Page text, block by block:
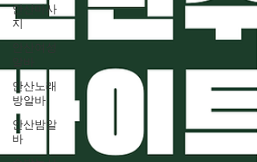
안산마사
지
안산노래
방알바
안산밤알
바